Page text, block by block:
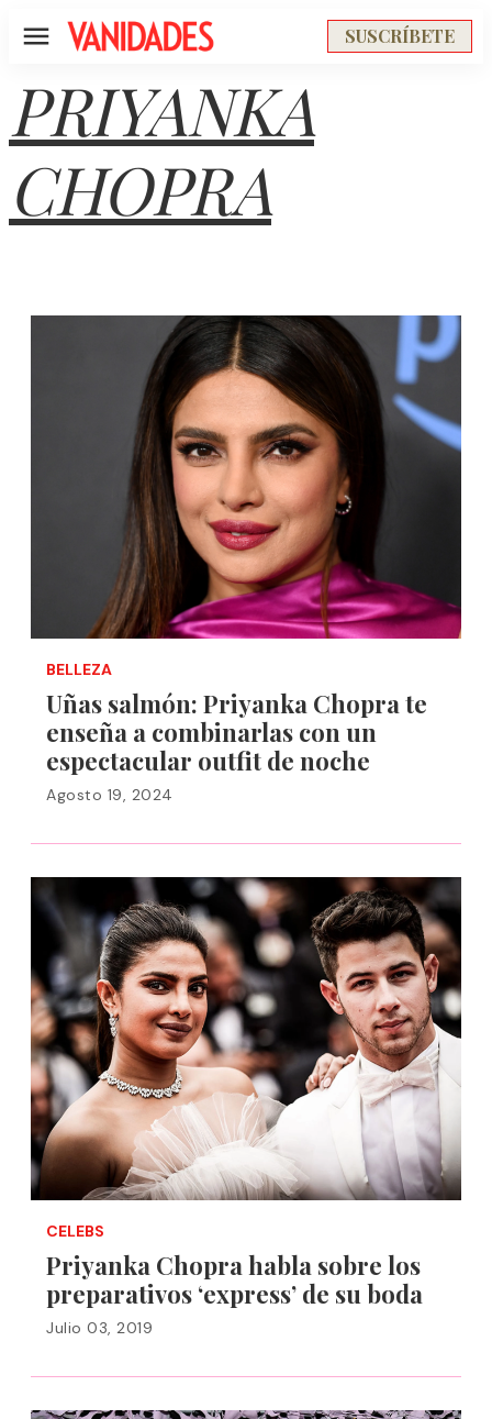
Menú SUSCRÍBETE
PRIYANKA
CHOPRA
BELLEZA
Uñas salmón: Priyanka Chopra te
enseña a combinarlas con un
espectacular outfit de noche
Agosto 19, 2024
CELEBS
Priyanka Chopra habla sobre los
preparativos ‘express’ de su boda
Julio 03, 2019